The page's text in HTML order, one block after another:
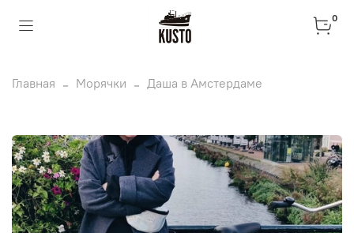
0
Главная Морячки Даша в Амстердаме